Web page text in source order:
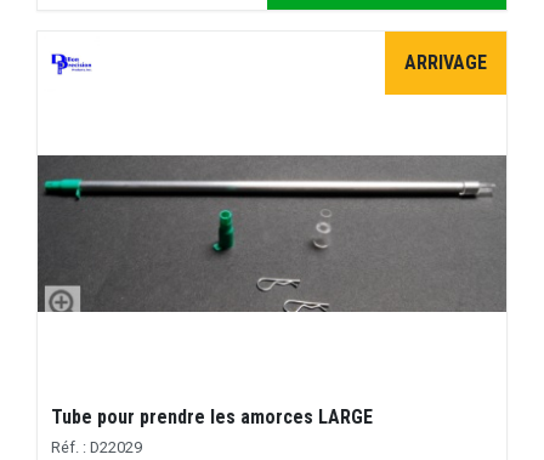
ARRIVAGE
Tube pour prendre les amorces LARGE
Réf. : D22029